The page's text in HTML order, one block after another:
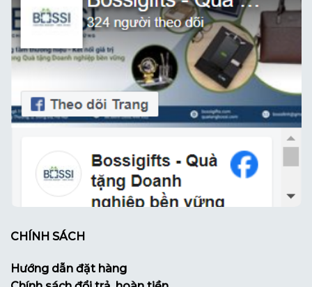
CHÍNH SÁCH
Hướng dẫn đặt hàng